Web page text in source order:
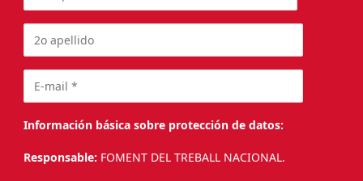
Información básica sobre protección de datos:
Responsable: FOMENT DEL TREBALL NACIONAL.